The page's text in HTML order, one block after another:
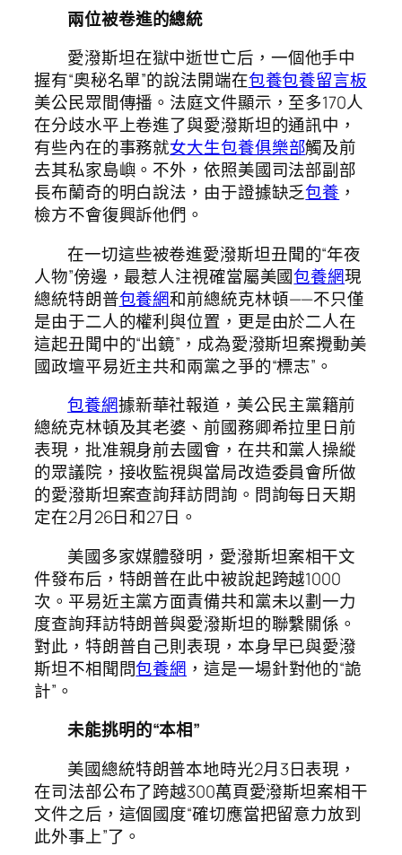
兩位被卷進的總統
愛潑斯坦在獄中逝世亡后，一個他手中
握有“奧秘名單”的說法開端在包養包養留言板
美公民眾間傳播。法庭文件顯示，至多170人
在分歧水平上卷進了與愛潑斯坦的通訊中，
有些內在的事務就女大生包養俱樂部觸及前
去其私家島嶼。不外，依照美國司法部副部
長布蘭奇的明白說法，由于證據缺乏包養 ，
檢方不會復興訴他們。
在一切這些被卷進愛潑斯坦丑聞的“年夜
人物”傍邊，最惹人注視確當屬美國包養網現
總統特朗普包養網和前總統克林頓——不只僅
是由于二人的權利與位置，更是由於二人在
這起丑聞中的“出鏡”，成為愛潑斯坦案攪動美
國政壇平易近主共和兩黨之爭的“標志”。
包養網據新華社報道，美公民主黨籍前
總統克林頓及其老婆、前國務卿希拉里日前
表現，批准親身前去國會，在共和黨人操縱
的眾議院，接收監視與當局改造委員會所做
的愛潑斯坦案查詢拜訪問詢。問詢每日天期
定在2月26日和27日。
美國多家媒體發明，愛潑斯坦案相干文
件發布后，特朗普在此中被說起跨越1000
次。平易近主黨方面責備共和黨未以劃一力
度查詢拜訪特朗普與愛潑斯坦的聯繫關係。
對此，特朗普自己則表現，本身早已與愛潑
斯坦不相聞問包養網 ，這是一場針對他的“詭
計”。
未能挑明的“本相”
美國總統特朗普本地時光2月3日表現，
在司法部公布了跨越300萬頁愛潑斯坦案相干
文件之后，這個國度“確切應當把留意力放到
此外事上”了。